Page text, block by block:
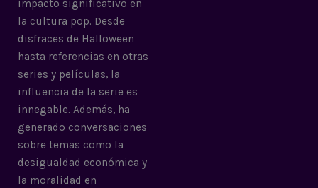
impacto significativo en
la cultura pop. Desde
disfraces de Halloween
hasta referencias en otras
series y películas, la
influencia de la serie es
innegable. Además, ha
generado conversaciones
sobre temas como la
desigualdad económica y
la moralidad en